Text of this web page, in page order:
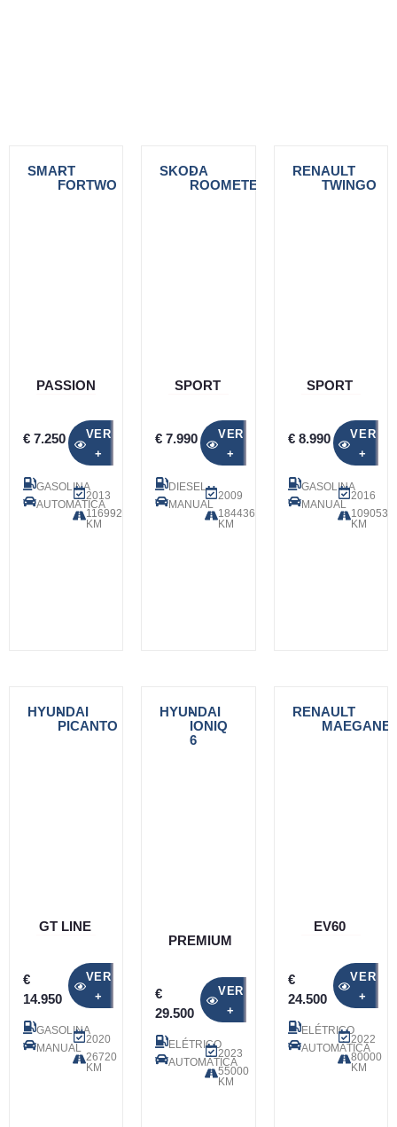
SMART
-
FORTWO
PASSION
€ 7.250
VER
+
GASOLINA
AUTOMÁTICA
2013
116992
KM
SKODA
-
ROOMETER
SPORT
€ 7.990
VER
+
DIESEL
MANUAL
2009
184436
KM
RENAULT
-
TWINGO
SPORT
€ 8.990
VER
+
GASOLINA
MANUAL
2016
109053
KM
HYUNDAI
-
PICANTO
GT LINE
€
14.950
VER
+
GASOLINA
MANUAL
2020
26720
KM
HYUNDAI
-
IONIQ
6
PREMIUM
€
29.500
VER
+
ELÉTRICO
AUTOMÁTICA
2023
55000
KM
RENAULT
-
MAEGANE
EV60
€
24.500
VER
+
ELÉTRICO
AUTOMÁTICA
2022
80000
KM